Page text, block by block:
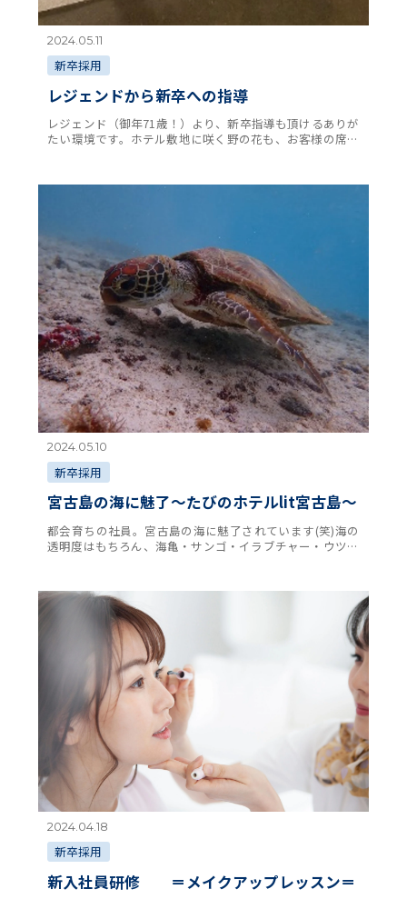
2024.05.11
新卒採用
レジェンドから新卒への指導
レジェンド（御年71歳！）より、新卒指導も頂けるありが
たい環境です。ホテル敷地に咲く野の花も、お客様の席に
2024.05.10
新卒採用
宮古島の海に魅了～たびのホテルlit宮古島～
都会育ちの社員。宮古島の海に魅了されています(笑)海の
透明度はもちろん、海亀・サンゴ・イラブチャー・ウツボ
2024.04.18
新卒採用
新入社員研修 ＝メイクアップレッスン＝